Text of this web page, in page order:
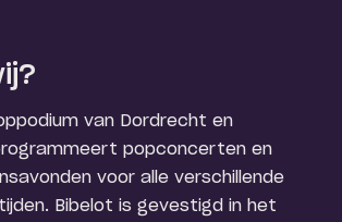
van Dordrecht en
popconcerten en
voor alle verschillende
Bibelot is gevestigd in het